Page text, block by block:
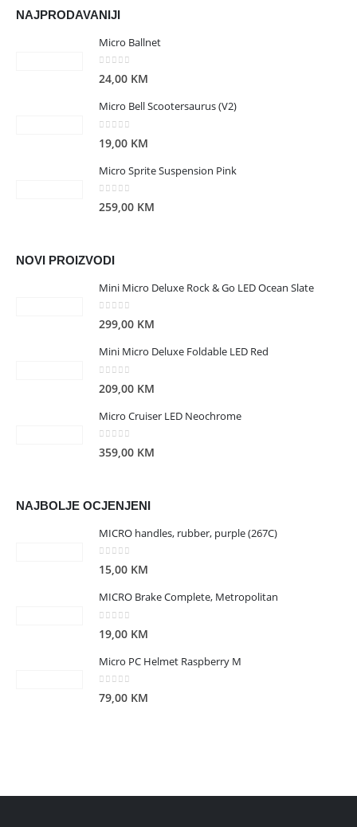
NAJPRODAVANIJI
Micro Ballnet
0 out of 5
24,00 KM
Micro Bell Scootersaurus (V2)
19,00 KM
Micro Sprite Suspension Pink
0 out of 5
259,00 KM
NOVI PROIZVODI
Mini Micro Deluxe Rock & Go LED Ocean Slate
0 out of 5
299,00 KM
Mini Micro Deluxe Foldable LED Red
209,00 KM
Micro Cruiser LED Neochrome
0out of 5
359,00 KM
NAJBOLJE OCJENJENI
MICRO handles, rubber, purple (267C)
0 out of 5
15,00 KM
MICRO Brake Complete, Metropolitan
19,00 KM
Micro PC Helmet Raspberry M
0out of 5
79,00 KM